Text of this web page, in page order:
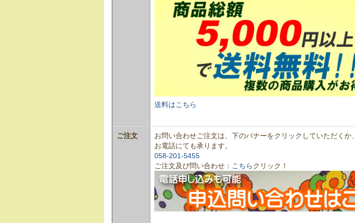
送料はこちら
ご注文
お問い合わせご注文は、下のバナーをクリックしていただくか、
お電話にても承ります。
058-201-5455
ご注文及び問い合わせ： こちらクリック！